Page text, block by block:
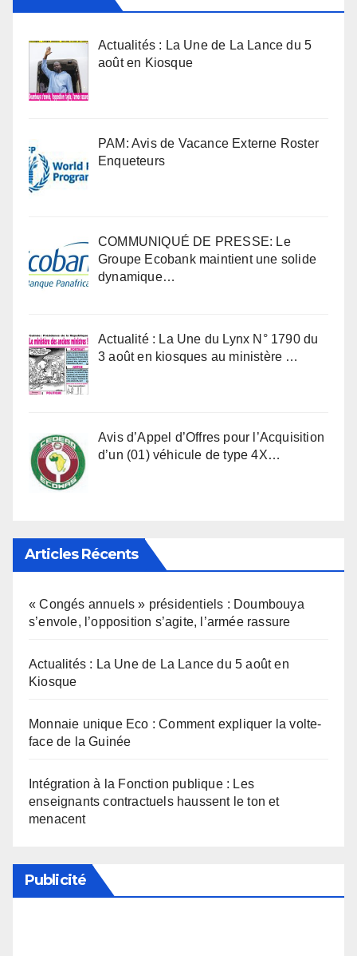
Actualités : La Une de La Lance du 5
août en Kiosque
PAM: Avis de Vacance Externe Roster
Enqueteurs
COMMUNIQUÉ DE PRESSE: Le
Groupe Ecobank maintient une solide
dynamique…
Actualité : La Une du Lynx N° 1790 du
3 août en kiosques au ministère …
Avis d’Appel d’Offres pour l’Acquisition
d’un (01) véhicule de type 4X…
Articles Récents
« Congés annuels » présidentiels : Doumbouya
s’envole, l’opposition s’agite, l’armée rassure
Actualités : La Une de La Lance du 5 août en
Kiosque
Monnaie unique Eco : Comment expliquer la volte-
face de la Guinée
Intégration à la Fonction publique : Les
enseignants contractuels haussent le ton et
menacent
Publicité